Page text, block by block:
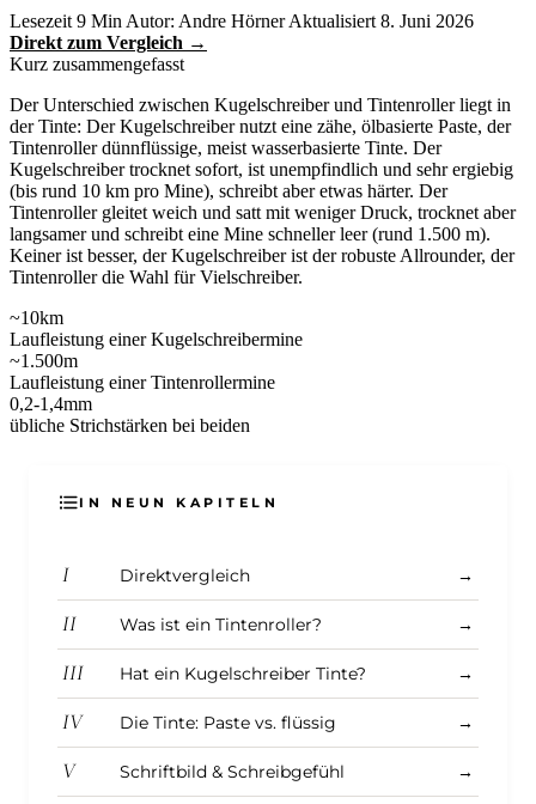
Lesezeit 9 Min Autor: Andre Hörner Aktualisiert 8. Juni 2026
Direkt zum Vergleich →
Kurz zusammengefasst
Der Unterschied zwischen Kugelschreiber und Tintenroller liegt in
der Tinte: Der Kugelschreiber nutzt eine zähe, ölbasierte Paste, der
Tintenroller dünnflüssige, meist wasserbasierte Tinte. Der
Kugelschreiber trocknet sofort, ist unempfindlich und sehr ergiebig
(bis rund 10 km pro Mine), schreibt aber etwas härter. Der
Tintenroller gleitet weich und satt mit weniger Druck, trocknet aber
langsamer und schreibt eine Mine schneller leer (rund 1.500 m).
Keiner ist besser, der Kugelschreiber ist der robuste Allrounder, der
Tintenroller die Wahl für Vielschreiber.
~10km
Laufleistung einer Kugelschreibermine
~1.500m
Laufleistung einer Tintenrollermine
0,2-1,4mm
übliche Strichstärken bei beiden
IN NEUN KAPITELN
I Direktvergleich →
II Was ist ein Tintenroller? →
III Hat ein Kugelschreiber Tinte? →
IV Die Tinte: Paste vs. flüssig →
V Schriftbild & Schreibgefühl →